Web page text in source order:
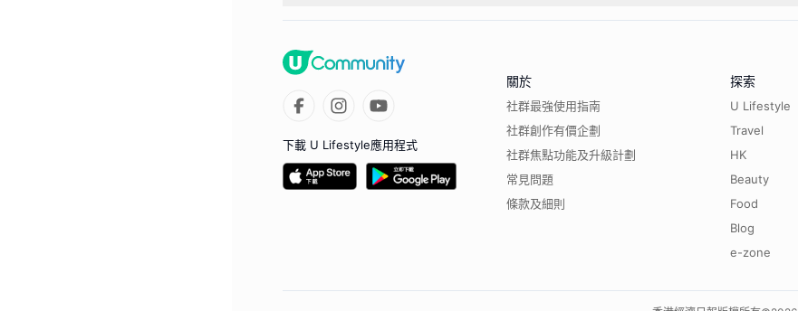
下載 U Lifestyle應用程式
關於
社群最強使用指南
社群創作有價企劃
社群焦點功能及升級計劃
常見問題
條款及細則
探索
U Lifestyle
Travel
HK
Beauty
Food
Blog
e-zone